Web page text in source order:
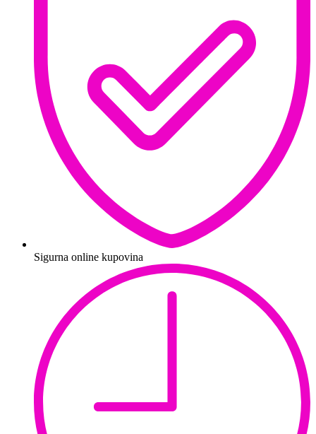
Sigurna online kupovina